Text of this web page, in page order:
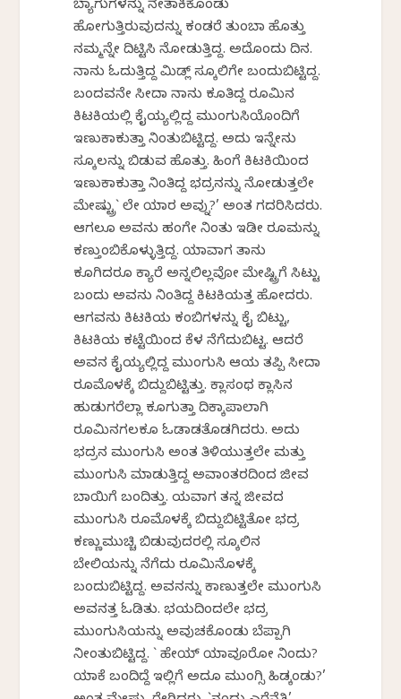
ಬ್ಯಾಗುಗಳನ್ನು ನೇತಾಕಿಕೊಂಡು
ಹೋಗುತ್ತಿರುವುದನ್ನು ಕಂಡರೆ ತುಂಬಾ ಹೊತ್ತು
ನಮ್ಮನ್ನೇ ದಿಟ್ಟಿಸಿ ನೋಡುತ್ತಿದ್ದ. ಅದೊಂದು ದಿನ.
ನಾನು ಓದುತ್ತಿದ್ದ ಮಿಡ್ಲ್ ಸ್ಕೂಲಿಗೇ ಬಂದುಬಿಟ್ಟಿದ್ದ.
ಬಂದವನೇ ಸೀದಾ ನಾನು ಕೂತಿದ್ದ ರೂಮಿನ
ಕಿಟಕಿಯಲ್ಲಿ ಕೈಯ್ಯಲ್ಲಿದ್ದ ಮುಂಗುಸಿಯೊಂದಿಗೆ
ಇಣುಕಾಕುತ್ತಾ ನಿಂತುಬಿಟ್ಟಿದ್ದ. ಅದು ಇನ್ನೇನು
ಸ್ಕೂಲನ್ನು ಬಿಡುವ ಹೊತ್ತು. ಹಿಂಗೆ ಕಿಟಕಿಯಿಂದ
ಇಣುಕಾಕುತ್ತಾ ನಿಂತಿದ್ದ ಭದ್ರನನ್ನು ನೋಡುತ್ತಲೇ
ಮೇಷ್ಟ್ರು` ಲೇ ಯಾರ ಅವ್ನು?’ ಅಂತ ಗದರಿಸಿದರು.
ಆಗಲೂ ಅವನು ಹಂಗೇ ನಿಂತು ಇಡೀ ರೂಮನ್ನು
ಕಣ್ತುಂಬಿಕೊಳ್ಳುತ್ತಿದ್ದ. ಯಾವಾಗ ತಾನು
ಕೂಗಿದರೂ ಕ್ಯಾರೆ ಅನ್ನಲಿಲ್ಲವೋ ಮೇಷ್ಟ್ರಿಗೆ ಸಿಟ್ಟು
ಬಂದು ಅವನು ನಿಂತಿದ್ದ ಕಿಟಕಿಯತ್ತ ಹೋದರು.
ಆಗವನು ಕಿಟಕಿಯ ಕಂಬಿಗಳನ್ನು ಕೈ ಬಿಟ್ಟು,
ಕಿಟಕಿಯ ಕಟ್ಟೆಯಿಂದ ಕೆಳ ನೆಗೆದುಬಿಟ್ಟ. ಆದರೆ
ಅವನ ಕೈಯ್ಯಲ್ಲಿದ್ದ ಮುಂಗುಸಿ ಆಯ ತಪ್ಪಿ ಸೀದಾ
ರೂಮೊಳಕ್ಕೆ ಬಿದ್ದುಬಿಟ್ಟಿತ್ತು. ಕ್ಲಾಸಂಥ ಕ್ಲಾಸಿನ
ಹುಡುಗರೆಲ್ಲಾ ಕೂಗುತ್ತಾ ದಿಕ್ಕಾಪಾಲಾಗಿ
ರೂಮಿನಗಲಕೂ ಓಡಾಡತೊಡಗಿದರು. ಅದು
ಭದ್ರನ ಮುಂಗುಸಿ ಅಂತ ತಿಳಿಯುತ್ತಲೇ ಮತ್ತು
ಮುಂಗುಸಿ ಮಾಡುತ್ತಿದ್ದ ಅವಾಂತರದಿಂದ ಜೀವ
ಬಾಯಿಗೆ ಬಂದಿತ್ತು. ಯವಾಗ ತನ್ನ ಜೀವದ
ಮುಂಗುಸಿ ರೂಮೊಳಕ್ಕೆ ಬಿದ್ದುಬಿಟ್ಟಿತೋ ಭದ್ರ
ಕಣ್ಣುಮುಚ್ಚಿ ಬಿಡುವುದರಲ್ಲಿ ಸ್ಕೂಲಿನ
ಬೇಲಿಯನ್ನು ನೆಗೆದು ರೂಮಿನೊಳಕ್ಕೆ
ಬಂದುಬಿಟ್ಟಿದ್ದ. ಅವನನ್ನು ಕಾಣುತ್ತಲೇ ಮುಂಗುಸಿ
ಅವನತ್ತ ಓಡಿತು. ಭಯದಿಂದಲೇ ಭದ್ರ
ಮುಂಗುಸಿಯನ್ನು ಅವುಚಕೊಂಡು ಬೆಪ್ಪಾಗಿ
ನೀಂತುಬಿಟ್ಟಿದ್ದ. ` ಹೇಯ್ ಯಾವೂರೋ ನಿಂದು?
ಯಾಕೆ ಬಂದಿದ್ದೆ ಇಲ್ಲಿಗೆ ಅದೂ ಮುಂಗ್ಸಿ ಹಿಡ್ಕಂಡು?’